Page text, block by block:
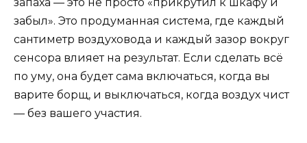
забыл». Это продуманная система, где каждый
сантиметр воздуховода и каждый зазор вокруг
сенсора влияет на результат. Если сделать всё
по уму, она будет сама включаться, когда вы
варите борщ, и выключаться, когда воздух чист
— без вашего участия.